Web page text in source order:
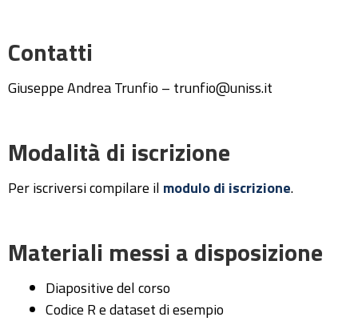
Contatti
Giuseppe Andrea Trunfio – trunfio@uniss.it
Modalità di iscrizione
Per iscriversi compilare il modulo di iscrizione.
Materiali messi a disposizione
Diapositive del corso
Codice R e dataset di esempio